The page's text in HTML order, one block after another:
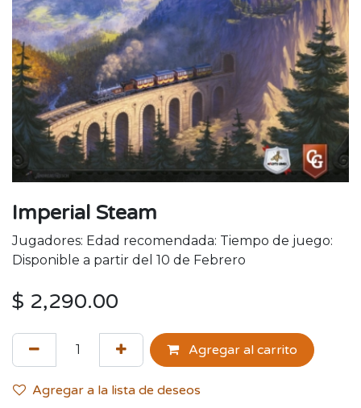
Imperial Steam
Jugadores: Edad recomendada: Tiempo de juego:
Disponible a partir del 10 de Febrero
$ 2,290.00
Agregar al carrito
Agregar a la lista de deseos